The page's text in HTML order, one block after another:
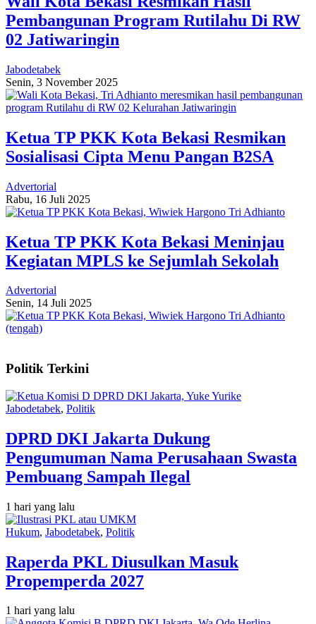
Pembangunan Program Rutilahu Di RW
02 Jatiwaringin
Jabodetabek
Senin, 3 November 2025
Ketua TP PKK Kota Bekasi Resmikan
Sosialisasi Cipta Menu Pangan B2SA
Advertorial
Rabu, 16 Juli 2025
Ketua TP PKK Kota Bekasi Meninjau
Kegiatan MPLS ke Sejumlah Sekolah
Advertorial
Senin, 14 Juli 2025
Politik Terkini
Jabodetabek, Politik
DPRD DKI Jakarta Dukung
Pengumuman Nama Perusahaan Swasta
Pembuang Sampah Ilegal
1 hari yang lalu
Hukum, Jabodetabek, Politik
Raperda PKL Diusulkan Masuk
Propemperda 2027
1 hari yang lalu